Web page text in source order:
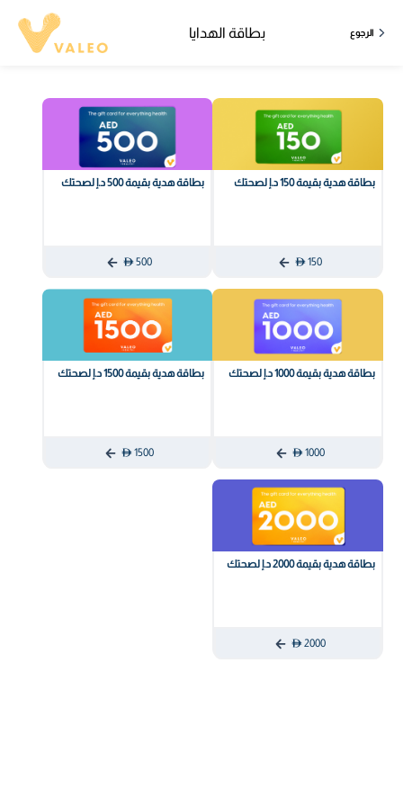
الرجوع بطاقة الهدايا
بطاقة هدية بقيمة 150 د.إ لصحتك
150
بطاقة هدية بقيمة 500 د.إ لصحتك
500
بطاقة هدية بقيمة 1000 د.إ لصحتك
1000
بطاقة هدية بقيمة 1500 د.إ لصحتك
1500
بطاقة هدية بقيمة 2000 د.إ لصحتك
2000